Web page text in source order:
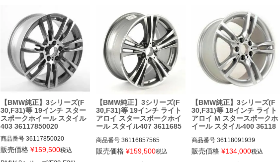
【BMW純正】3シリーズ(F
30,F31)等 19インチ スター
スポークホイール スタイル
403 36117850020
商品番号 36117850020
36117850020
販売価格 ¥159,500税込
【BMW純正】3シリーズ(F
30,F31)等 19インチ ライト
アロイ スタースポークホイ
ール スタイル407 3611685
商品番号 36116857565
36116857565
販売価格 ¥159,500税込
【BMW純正】3シリーズ(F
30,F31)等 18インチ ライト
アロイ M スタースポークホ
イール スタイル400 36118
商品番号 36118091939
36118091939
販売価格 ¥134,000税込